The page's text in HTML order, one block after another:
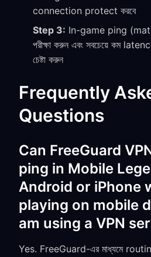
connection protect করবে
Step 3: In-game ping
পরীক্ষা করুন এবং সবচেয়ে কম
চেষ্টা করুন
Frequently
Questions
Can FreeGuard
ping in Mobile
Android or iPhone
playing on mobile
am using a VPN
Yes. FreeGuard-এর মাধ্যমে